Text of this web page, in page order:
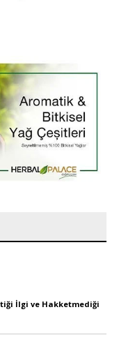
İlgi ve Hakketmediği